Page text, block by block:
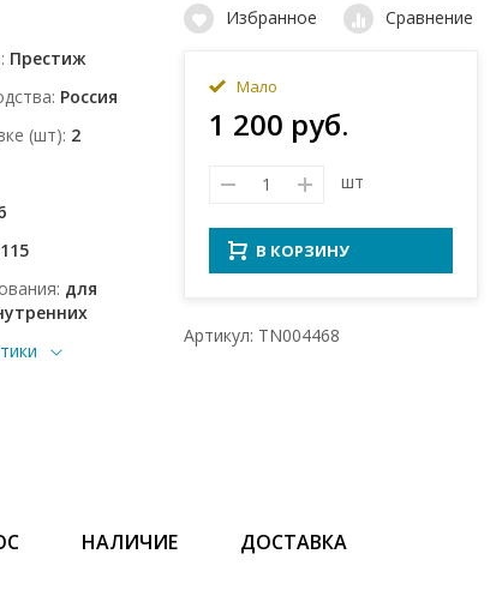
Престиж
Россия
(шт) 2
для
Избранное Сравнение
Мало
1 200 руб.
шт
В КОРЗИНУ
Артикул: TN004468
НАЛИЧИЕ ДОСТАВКА